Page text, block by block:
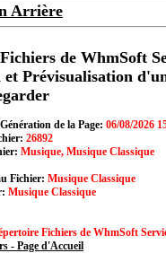
Arrière
de WhmSoft
et Prévisualisation
de la Page: 06/08/2026
26892
Musique, Musique Classique
Fichier: Musique Classique
Musique Classique
Fichiers de WhmSoft
- Page d'Accueil